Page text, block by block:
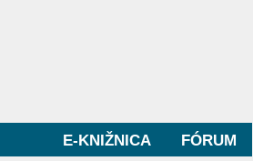
FÓRUM
E-KNIŽNICA